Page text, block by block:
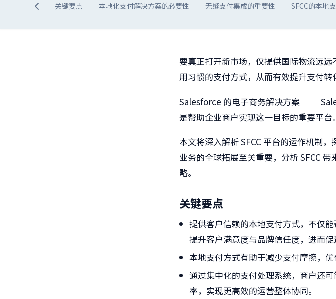
关键要点 本地化支付解决方案的必要性 无缝支付集成的重要性 SFCC的本地
要真正打开新市场，仅提供国际物流远远
用习惯的支付方式，从而有效提升支付转
Salesforce 的电子商务解决方案 ——
是帮助企业商户实现这一目标的重要平台。
本文将深入解析 SFCC 平台的运作机制
业务的全球拓展至关重要，分析 SFCC
略。
关键要点
提供客户信赖的本地支付方式，不仅
提升客户满意度与品牌信任度，进而促
本地支付方式有助于减少支付摩擦，
通过集中化的支付处理系统，商户还
率，实现更高效的运营整体协同。